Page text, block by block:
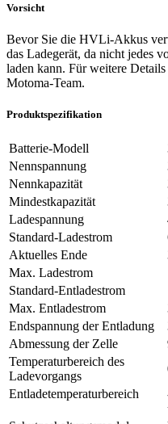
Vorsicht
Bevor Sie die HVLi-Akkus
das Ladegerät, da nicht jedes
laden kann. Für weitere
Motoma-Team.
Produktspezifikation
Batterie-Modell
Nennspannung
Nennkapazität
Mindestkapazität
Ladespannung
Standard-Ladestrom
Aktuelles Ende
Max. Ladestrom
Standard-Entladestrom
Max. Entladestrom
Endspannung der Entladung
Abmessung der Zelle
Temperaturbereich des
Ladevorgangs
Entladetemperaturbereich